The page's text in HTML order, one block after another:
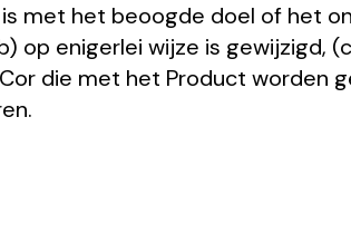
met het beoogde doel of het
op enigerlei wijze is gewijzigd,
die met het Product worden